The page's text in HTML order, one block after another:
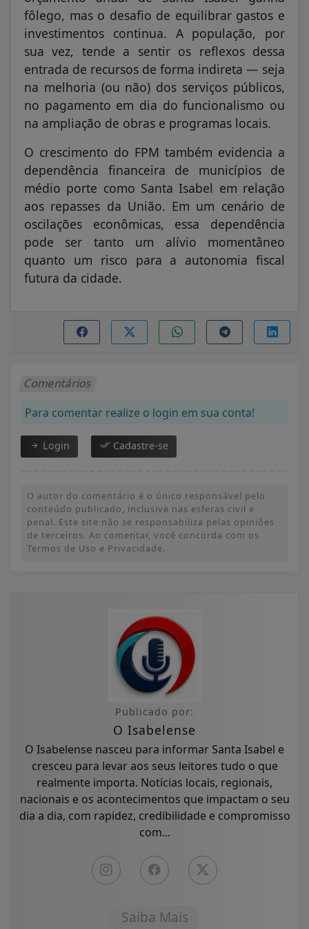
fôlego, mas o desafio de equilibrar gastos e
investimentos continua. A população, por
sua vez, tende a sentir os reflexos dessa
entrada de recursos de forma indireta — seja
na melhoria (ou não) dos serviços públicos,
no pagamento em dia do funcionalismo ou
na ampliação de obras e programas locais.
O crescimento do FPM também evidencia a
dependência financeira de municípios de
médio porte como Santa Isabel em relação
aos repasses da União. Em um cenário de
oscilações econômicas, essa dependência
pode ser tanto um alívio momentâneo
quanto um risco para a autonomia fiscal
futura da cidade.
Comentários
Para comentar realize o login em sua conta!
Login Cadastre-se
O autor do comentário é o único responsável pelo
conteúdo publicado, inclusive nas esferas civil e
penal. Este site não se responsabiliza pelas opiniões
de terceiros. Ao comentar, você concorda com os
Termos de Uso e Privacidade.
Publicado por:
O Isabelense
O Isabelense nasceu para informar Santa Isabel e
cresceu para levar aos seus leitores tudo o que
realmente importa. Notícias locais, regionais,
nacionais e os acontecimentos que impactam o seu
dia a dia, com rapidez, credibilidade e compromisso
com...
Saiba Mais